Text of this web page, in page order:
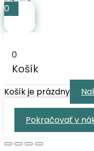
0
0
Košík
Košík je prázdny
Pokračovať v